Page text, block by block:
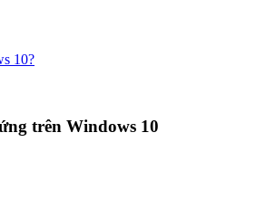
10?
trên Windows 10